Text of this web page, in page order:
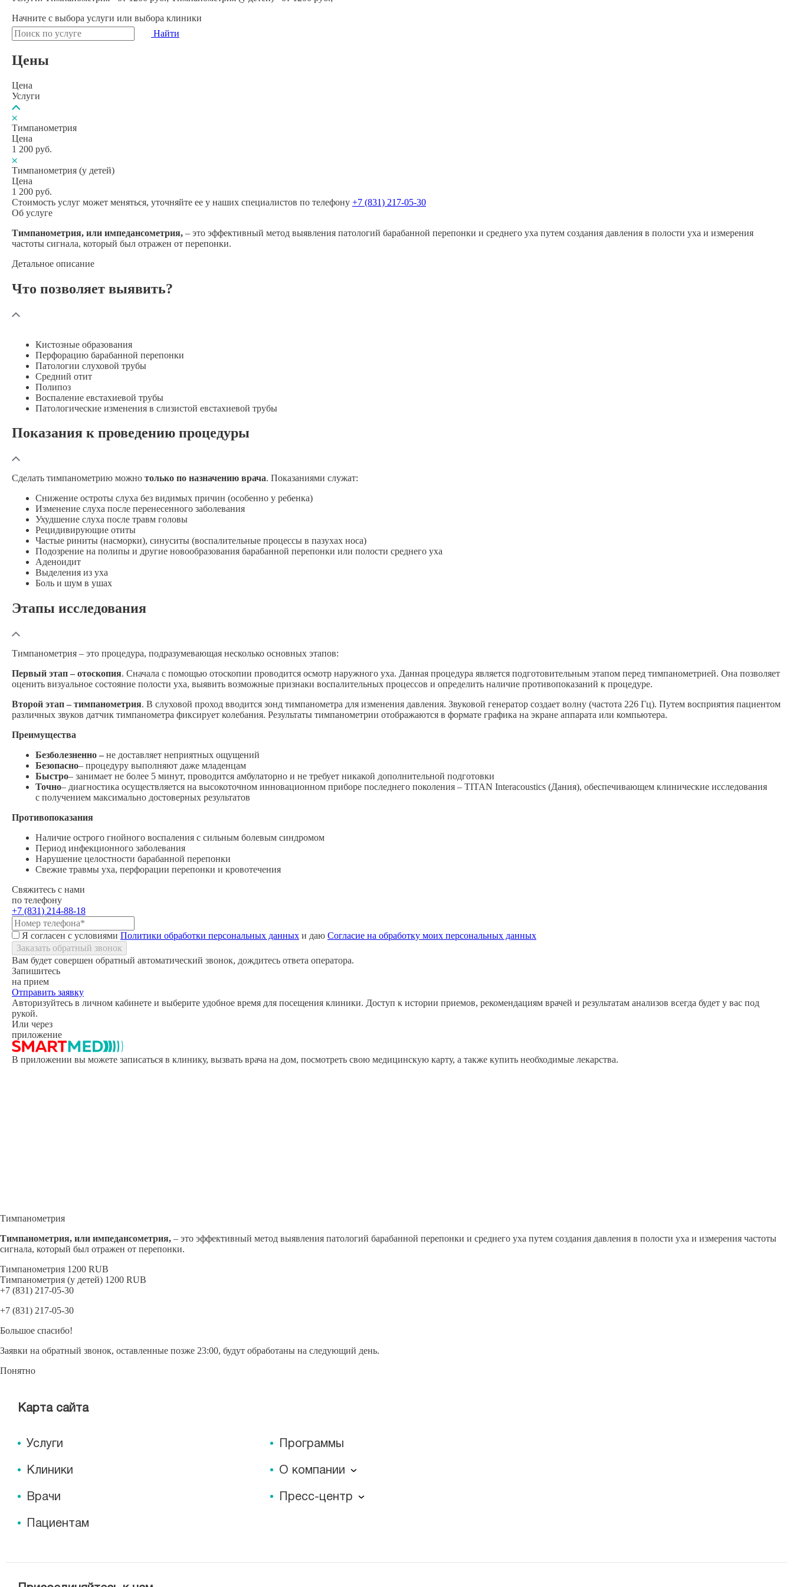
Начните с выбора услуги или выбора клиники
Найти
Цены
Цена
Услуги
Тимпанометрия
Цена
1 200 руб.
Тимпанометрия (у детей)
Цена
1 200 руб.
Выберите клинику
Списком
Клинико-диагностические центры
Сейчас открыто Будни: c 8:00 до 20:00, Сб, Вс: c 9:00 до 16:00
Детские клиники
Сейчас открыто
Стоимость услуг может меняться, уточняйте ее у наших специалистов по телефону +7 (831) 217-05-30
Об услуге
Тимпанометрия, или импедансометрия, – это эффективный метод выявления патологий барабанной перепонки и среднего уха путем создания давления в полости уха и измерения
частоты сигнала, который был отражен от перепонки.
Детальное описание
Что позволяет выявить?
Кистозные образования
Перфорацию барабанной перепонки
Патологии слуховой трубы
Средний отит
Полипоз
Воспаление евстахиевой трубы
Патологические изменения в слизистой евстахиевой трубы
Показания к проведению процедуры
Сделать тимпанометрию можно только по назначению врача. Показаниями служат:
Снижение остроты слуха без видимых причин (особенно у ребенка)
Изменение слуха после перенесенного заболевания
Ухудшение слуха после травм головы
Рецидивирующие отиты
Частые риниты (насморки), синуситы (воспалительные процессы в пазухах носа)
Подозрение на полипы и другие новообразования барабанной перепонки или полости среднего уха
Аденоидит
Выделения из уха
Боль и шум в ушах
Этапы исследования
Тимпанометрия – это процедура, подразумевающая несколько основных этапов:
Первый этап – отоскопия. Сначала с помощью отоскопии проводится осмотр наружного уха. Данная процедура является подготовительным этапом перед тимпанометрией. Она позволяет
оценить визуальное состояние полости уха, выявить возможные признаки воспалительных процессов и определить наличие противопоказаний к процедуре.
Второй этап – тимпанометрия. В слуховой проход вводится зонд тимпанометра для изменения давления. Звуковой генератор создает волну (частота 226 Гц). Путем восприятия пациентом
различных звуков датчик тимпанометра фиксирует колебания. Результаты тимпанометрии отображаются в формате графика на экране аппарата или компьютера.
Преимущества
Безболезненно – не доставляет неприятных ощущений
Безопасно– процедуру выполняют даже младенцам
Быстро– занимает не более 5 минут, проводится амбулаторно и не требует никакой дополнительной подготовки
Точно– диагностика осуществляется на высокоточном инновационном приборе последнего поколения – TITAN Interacoustics (Дания), обеспечивающем клинические исследования
с получением максимально достоверных результатов
Противопоказания
Наличие острого гнойного воспаления с сильным болевым синдромом
Период инфекционного заболевания
Нарушение целостности барабанной перепонки
Свежие травмы уха, перфорации перепонки и кровотечения
Свяжитесь с нами
по телефону
+7 (831) 214-88-18
Я согласен с условиями Политики обработки персональных данных и даю Согласие на обработку моих персональных данных
Заказать обратный звонок
Вам будет совершен обратный автоматический звонок, дождитесь ответа оператора.
Запишитесь
на прием
Отправить заявку
Авторизуйтесь в личном кабинете и выберите удобное время для посещения клиники. Доступ к истории приемов, рекомендациям врачей и результатам анализов всегда будет у вас под
рукой.
Или через
приложение
В приложении вы можете записаться в клинику, вызвать врача на дом, посмотреть свою медицинскую карту, а также купить необходимые лекарства.
Тимпанометрия
Тимпанометрия, или импедансометрия, – это эффективный метод выявления патологий барабанной перепонки и среднего уха путем создания давления в полости уха и измерения частоты
сигнала, который был отражен от перепонки.
Тимпанометрия 1200 RUB
Тимпанометрия (у детей) 1200 RUB
+7 (831) 217-05-30
+7 (831) 217-05-30
Большое спасибо!
Заявки на обратный звонок, оставленные позже 23:00, будут обработаны на следующий день.
Понятно
Карта сайта
Услуги
Клиники
Врачи
Пациентам
Программы
О компании
О компании
Пресс-центр